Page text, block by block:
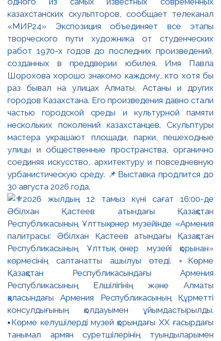
казахстанских скульпторов, сообщает телеканал
«МИР24» Экспозиция объединяет все этапы
творческого пути художника от студенческих
работ 1970-х годов до последних произведений,
созданных в преддверии юбилея. Имя Павла
Шорохова хорошо знакомо каждому, кто хотя бы
раз бывал на улицах Алматы, Астаны и других
городов Казахстана. Его произведения давно стали
частью городской среды и культурной памяти
нескольких поколений казахстанцев. Скульптуры
мастера украшают площади, парки, пешеходные
улицы и общественные пространства, органично
соединяя искусство, архитектуру и повседневную
урбанистическую среду. 📌Выставка продлится до
30 августа 2026 года.